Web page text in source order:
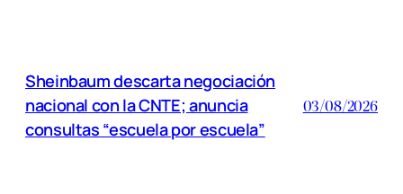
Sheinbaum descarta negociación
nacional con la CNTE; anuncia
consultas “escuela por escuela”
03/08/2026